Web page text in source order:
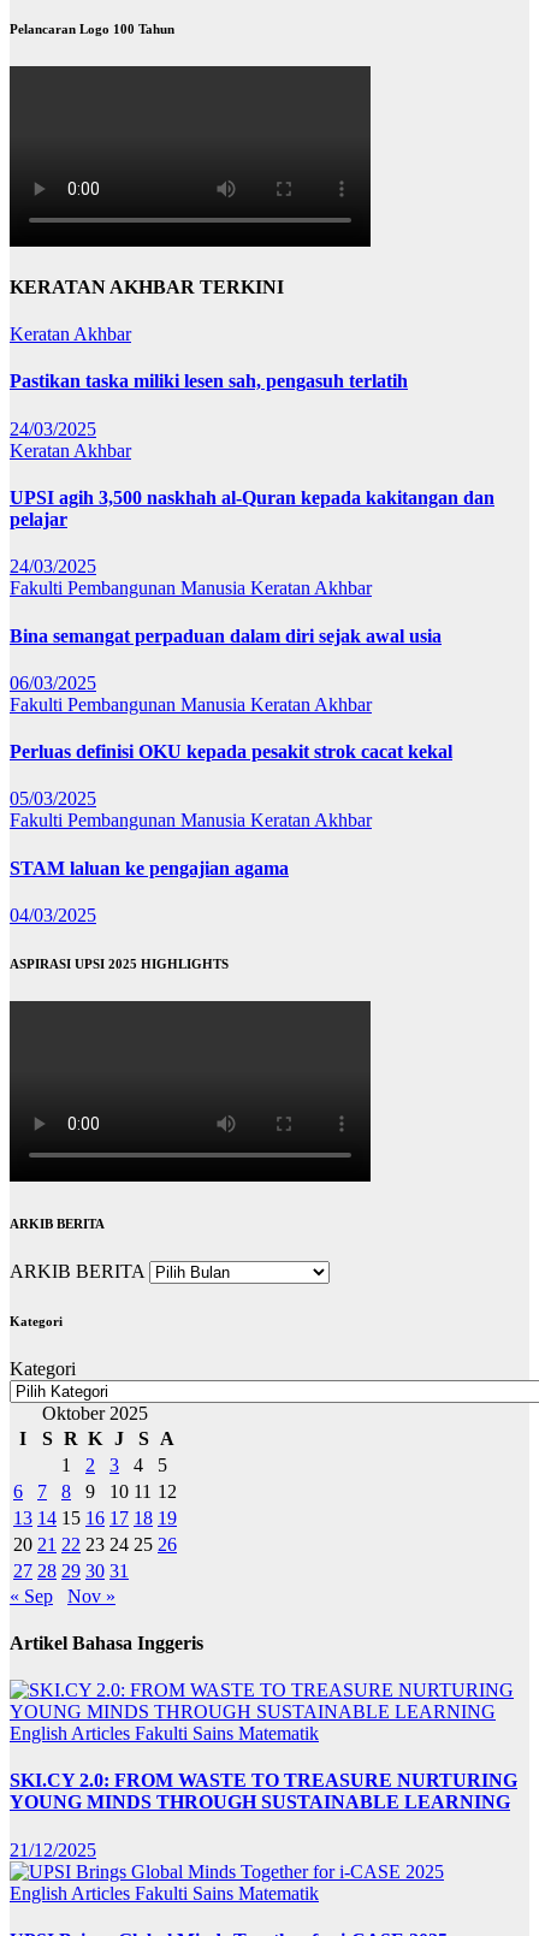
Pelancaran Logo 100 Tahun
KERATAN AKHBAR TERKINI
Keratan Akhbar
Pastikan taska miliki lesen sah, pengasuh terlatih
24/03/2025
Keratan Akhbar
UPSI agih 3,500 naskhah al-Quran kepada kakitangan dan
pelajar
24/03/2025
Fakulti Pembangunan Manusia Keratan Akhbar
Bina semangat perpaduan dalam diri sejak awal usia
06/03/2025
Fakulti Pembangunan Manusia Keratan Akhbar
Perluas definisi OKU kepada pesakit strok cacat kekal
05/03/2025
Fakulti Pembangunan Manusia Keratan Akhbar
STAM laluan ke pengajian agama
04/03/2025
ASPIRASI UPSI 2025 HIGHLIGHTS
ARKIB BERITA
ARKIB BERITA
Kategori
Kategori
Oktober 2025
I
S R K J S
A
1
2 3 4
5
6
7 8 9 10 11 12
13 14 15 16 17 18 19
20 21 22 23 24 25 26
27 28 29 30 31
« Sep
Nov »
Artikel Bahasa Inggeris
English Articles Fakulti Sains Matematik
SKI.CY 2.0: FROM WASTE TO TREASURE NURTURING
YOUNG MINDS THROUGH SUSTAINABLE LEARNING
21/12/2025
English Articles Fakulti Sains Matematik